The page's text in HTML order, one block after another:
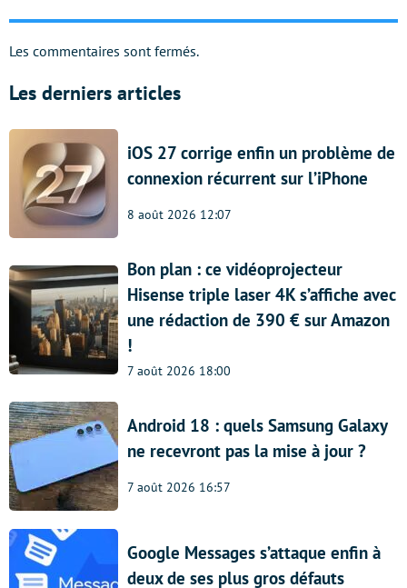
Les commentaires sont fermés.
Les derniers articles
iOS 27 corrige enfin un problème de
connexion récurrent sur l’iPhone
8 août 2026 12:07
Bon plan : ce vidéoprojecteur
Hisense triple laser 4K s’affiche avec
une rédaction de 390 € sur Amazon
!
7 août 2026 18:00
Android 18 : quels Samsung Galaxy
ne recevront pas la mise à jour ?
7 août 2026 16:57
Google Messages s’attaque enfin à
deux de ses plus gros défauts